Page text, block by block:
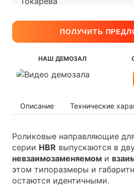
ПОЛУЧИТЬ
НАШ ДЕМОЗАЛ
Описание Технические
Роликовые направляющие
серии HBR выпускаются в
невзаимозаменяемом и
этом типоразмеры и
остаются идентичными.